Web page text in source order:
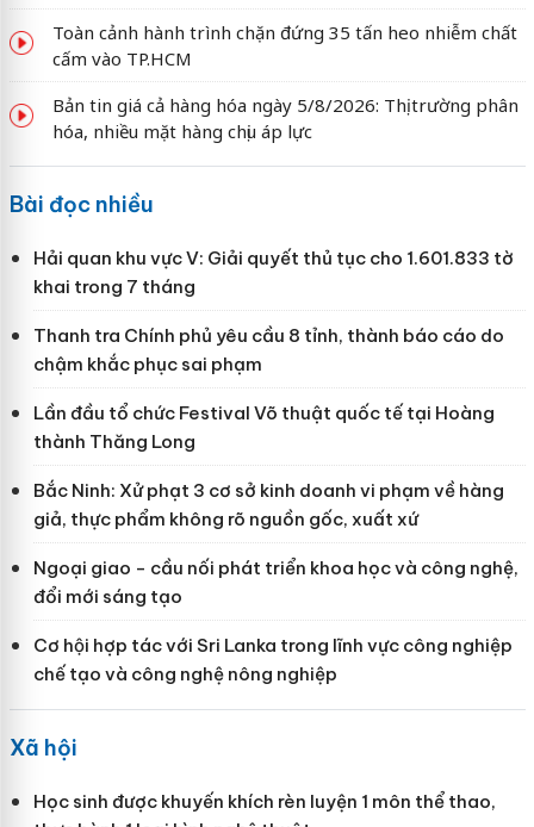
Toàn cảnh hành trình chặn đứng 35 tấn heo nhiễm chất
cấm vào TP.HCM
Bản tin giá cả hàng hóa ngày 5/8/2026: Thị trường phân
hóa, nhiều mặt hàng chịu áp lực
Bài đọc nhiều
Hải quan khu vực V: Giải quyết thủ tục cho 1.601.833 tờ
khai trong 7 tháng
Thanh tra Chính phủ yêu cầu 8 tỉnh, thành báo cáo do
chậm khắc phục sai phạm
Lần đầu tổ chức Festival Võ thuật quốc tế tại Hoàng
thành Thăng Long
Bắc Ninh: Xử phạt 3 cơ sở kinh doanh vi phạm về hàng
giả, thực phẩm không rõ nguồn gốc, xuất xứ
Ngoại giao - cầu nối phát triển khoa học và công nghệ,
đổi mới sáng tạo
Cơ hội hợp tác với Sri Lanka trong lĩnh vực công nghiệp
chế tạo và công nghệ nông nghiệp
Xã hội
Học sinh được khuyến khích rèn luyện 1 môn thể thao,